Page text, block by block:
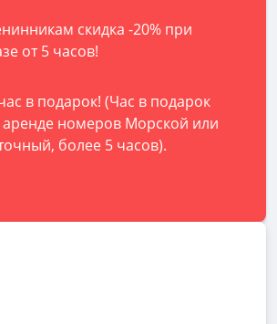
скидка -20% при
от 5 часов!
в подарок! (Час в подарок
номеров Морской или
более 5 часов).